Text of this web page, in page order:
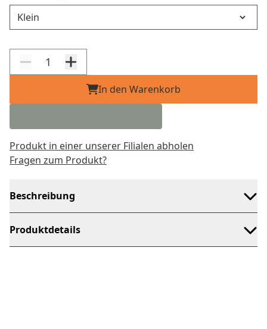
In den Warenkorb
Produkt in einer unserer Filialen abholen
Fragen zum Produkt?
Beschreibung
Produktdetails